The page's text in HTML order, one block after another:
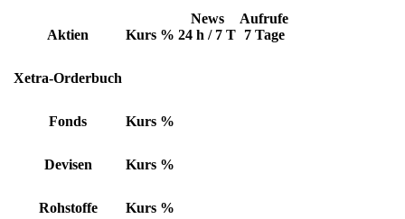
Aktien Kurs %
News
24 h / 7 T
Aufrufe
7 Tage
Xetra-Orderbuch
Fonds Kurs %
Devisen Kurs %
Rohstoffe Kurs %